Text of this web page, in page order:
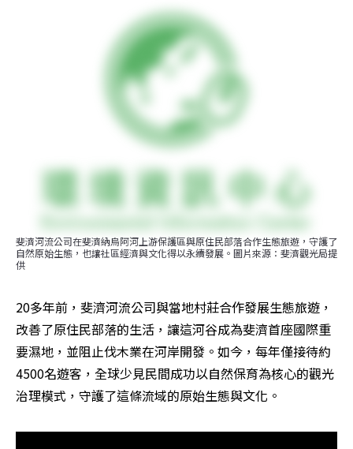
斐濟河流公司在斐濟納烏阿河上游保護區與原住民部落合作生態旅遊，守護了
自然原始生態，也讓社區經濟與文化得以永續發展。圖片來源：斐濟觀光局提
供
20多年前，斐濟河流公司與當地村莊合作發展生態旅遊，
改善了原住民部落的生活，讓這河谷成為斐濟首座國際重
要濕地，並阻止伐木業在河岸開發。如今，每年僅接待約
4500名遊客，全球少見民間成功以自然保育為核心的觀光
治理模式，守護了這條流域的原始生態與文化。